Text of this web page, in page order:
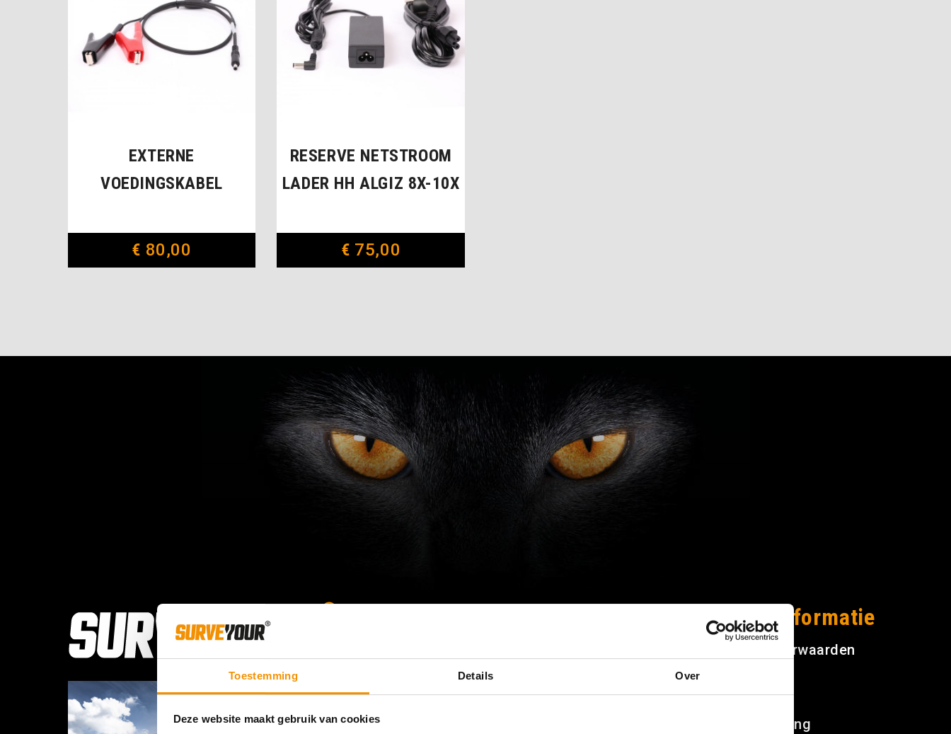
Toestemming Details Over
Deze website maakt gebruik van cookies
EXTERNE
VOEDINGSKABEL
€ 80,00
RESERVE NETSTROOM
LADER HH ALGIZ 8X-10X
€ 75,00
GPS Machinebesturing
Referenties
Overige informatie
Algemene voorwaarden
Jobs
Cookiebeleid
Privacyverklaring